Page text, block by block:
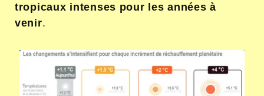
tropicaux intenses pour les années à
venir.